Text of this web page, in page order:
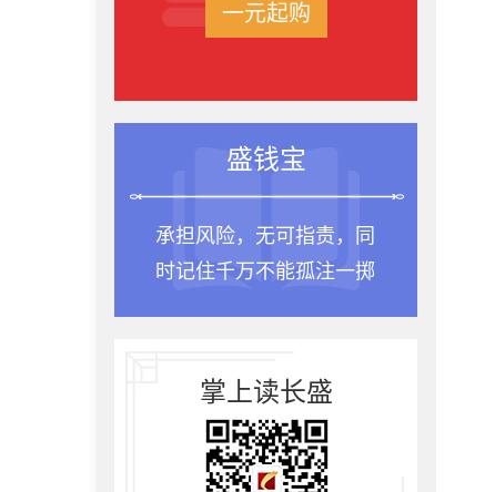
一元起购
盛钱宝
承担风险，无可指责，同
时记住千万不能孤注一掷
掌上读长盛